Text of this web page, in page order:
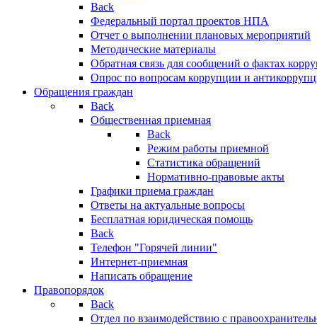
Back
Федеральный портал проектов НПА
Отчет о выполнении плановых мероприятий
Методические материалы
Обратная связь для сообщений о фактах
Опрос по вопросам коррупции и
Обращения граждан
Back
Общественная приемная
Back
Режим работы приемной
Статистика обращений
Нормативно-правовые акты
Графики приема граждан
Ответы на актуальные вопросы
Бесплатная юридическая помощь
Back
Телефон "Горячей линии"
Интернет-приемная
Написать обращение
Правопорядок
Back
Отдел по взаимодействию с